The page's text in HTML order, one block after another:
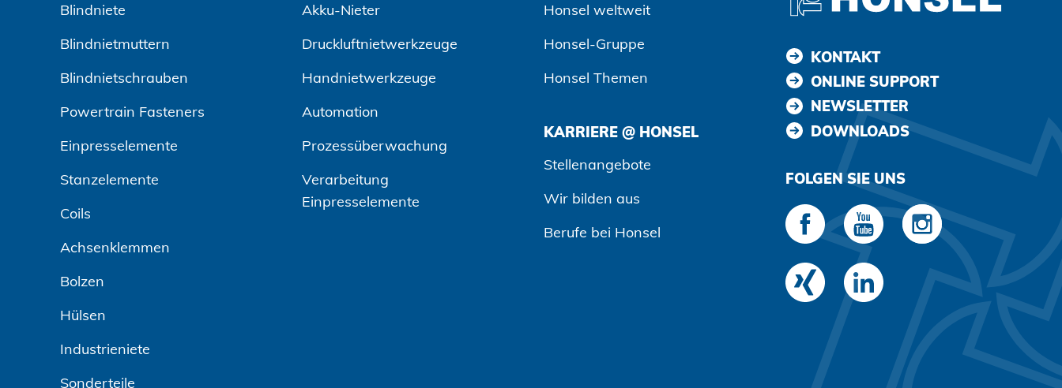
Blindniete
Blindnietmuttern
Blindnietschrauben
Powertrain Fasteners
Einpresselemente
Stanzelemente
Coils
Achsenklemmen
Bolzen
Hülsen
Industrieniete
Sonderteile
Akku-Nieter
Druckluftnietwerkzeuge
Handnietwerkzeuge
Automation
Prozessüberwachung
Verarbeitung
Einpresselemente
Honsel weltweit
Honsel-Gruppe
Honsel Themen
KARRIERE @ HONSEL
Stellenangebote
Wir bilden aus
Berufe bei Honsel
KONTAKT
ONLINE SUPPORT
NEWSLETTER
DOWNLOADS
FOLGEN SIE UNS